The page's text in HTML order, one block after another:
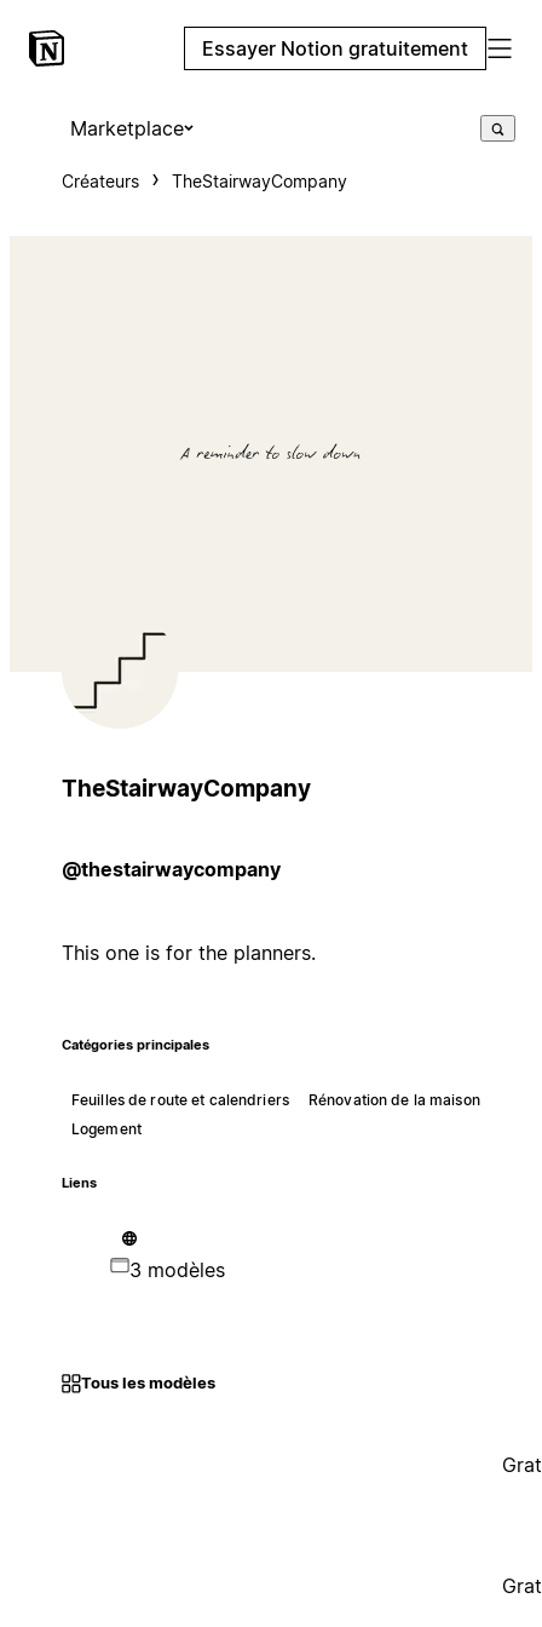
Essayer Notion gratuitement
Marketplace
Créateurs TheStairwayCompany
TheStairwayCompany
@thestairwaycompany
This one is for the planners.
Catégories principales
Feuilles de route et calendriers
Rénovation de la maison
Logement
Liens
3 modèles
Tous les modèles